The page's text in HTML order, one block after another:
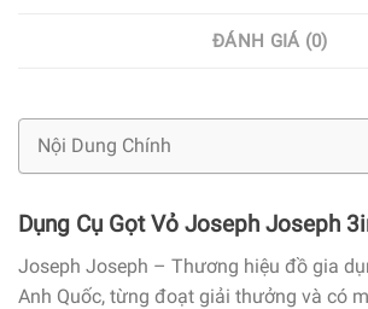
ĐÁNH GIÁ (0)
Nội Dung Chính
Dụng Cụ Gọt Vỏ Joseph Joseph
Joseph Joseph – Thương hiệu đồ gia
Anh Quốc, từng đoạt giải thưởng và có